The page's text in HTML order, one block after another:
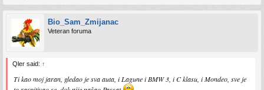
Bio_Sam_Zmijanac
Veteran foruma
Qler said: ↑
Ti kao moj jaran, gledao je sva auta, i Lagune i BMW 3, i C klasu, i Mondeo, sve je